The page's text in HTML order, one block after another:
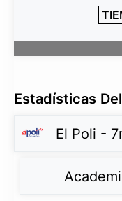
Estadísticas
El Poli -